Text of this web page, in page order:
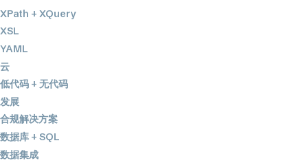
XPath + XQuery
XSL
YAML
云
低代码 + 无代码
发展
合规解决方案
数据库 + SQL
数据集成